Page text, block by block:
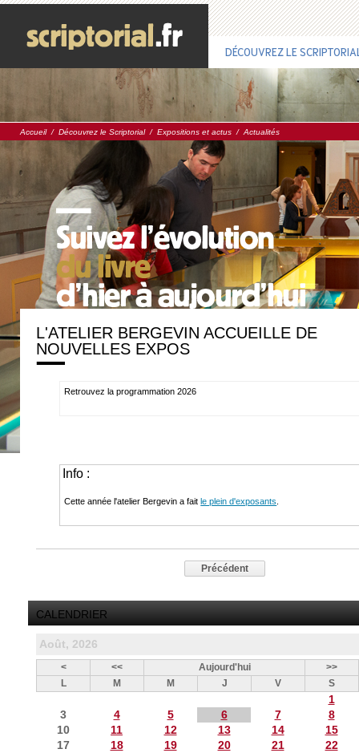
DÉCOUVREZ LE
Accueil/ Découvrez le Scriptorial/ Expositions et actus / Actualités
L'ATELIER BERGEVIN ACCUEILLE DE
NOUVELLES EXPOS
Retrouvez la programmation 2026
Info :
Cette année l'atelier Bergevin a faitle plein d'exposants
Précédent
CALENDRIER
Août, 2026
< << Aujourd'hui
>>
L
M M J V S
1
3
4 5 6 7
8
10
11 12 13 14
15
17
18 19 20 21
22